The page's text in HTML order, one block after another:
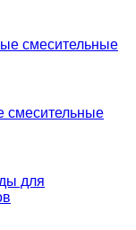
смесительные
смесительные
для